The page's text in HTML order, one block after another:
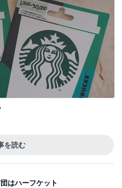
団はハーフケット
13時間前
の私の救い
1日前
11時間前